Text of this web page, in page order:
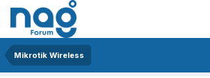
Mikrotik Wireless